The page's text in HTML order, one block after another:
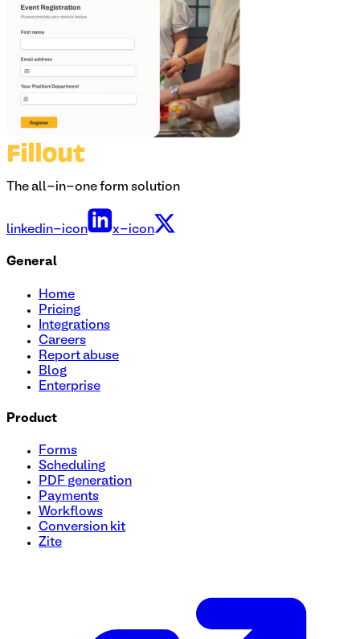
Conecte a los miembros con grupos de oración que se
oración. Adecuada para iglesias, grupos religiosos y
esencial, como datos de contacto, preferencias de grupo
The all-in-one form solution
linkedin-icon x-icon
General
Home
Pricing
Integrations
Careers
Report abuse
Blog
Enterprise
Product
Forms
Scheduling
PDF generation
Payments
Workflows
Conversion kit
Zite